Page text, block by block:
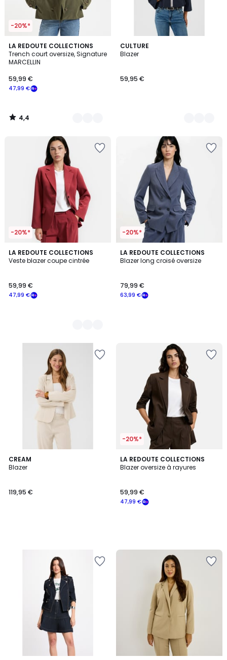
-20%*
LA REDOUTE COLLECTIONS
Trench court oversize, Signature
MARCELLIN
47,99 €
59,99 €
4,4
/ 5
2
Couleurs
4,4
/
CULTURE
Blazer
59,95 €
3
Couleurs
-20%*
LA REDOUTE COLLECTIONS
Veste blazer coupe cintrée
47,99 €
59,99 €
2
Couleurs
-20%*
LA REDOUTE COLLECTIONS
Blazer long croisé oversize
63,99 €
79,99 €
CREAM
Blazer
119,95 €
-20%*
LA REDOUTE COLLECTIONS
Blazer oversize à rayures
47,99 €
59,99 €